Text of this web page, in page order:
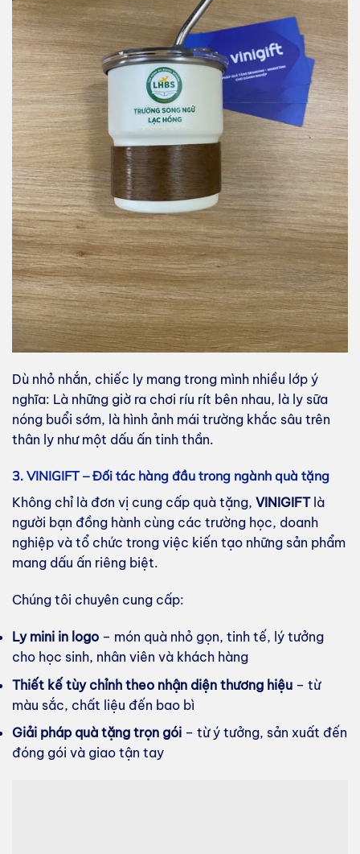
Dù nhỏ nhắn, chiếc ly mang trong mình nhiều lớp ý
nghĩa: Là những giờ ra chơi ríu rít bên nhau, là ly sữa
nóng buổi sớm, là hình ảnh mái trường khắc sâu trên
thân ly như một dấu ấn tinh thần.
3. VINIGIFT – Đối tác hàng đầu trong ngành quà tặng
Không chỉ là đơn vị cung cấp quà tặng, VINIGIFTlà
người bạn đồng hành cùng các trường học, doanh
nghiệp và tổ chức trong việc kiến tạo những sản phẩm
mang dấu ấn riêng biệt.
Chúng tôi chuyên cung cấp:
Ly mini in logo – món quà nhỏ gọn, tinh tế, lý tưởng
cho học sinh, nhân viên và khách hàng
Thiết kế tùy chỉnh theo nhận diện thương hiệu – từ
màu sắc, chất liệu đến bao bì
Giải pháp quà tặng trọn gói – từ ý tưởng, sản xuất đến
đóng gói và giao tận tay